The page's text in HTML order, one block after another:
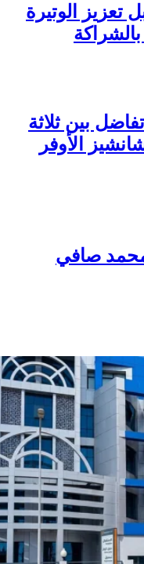
تعزيز الوتيرة
بالشراكة
بين ثلاثة
الأوفر
محمد صافي